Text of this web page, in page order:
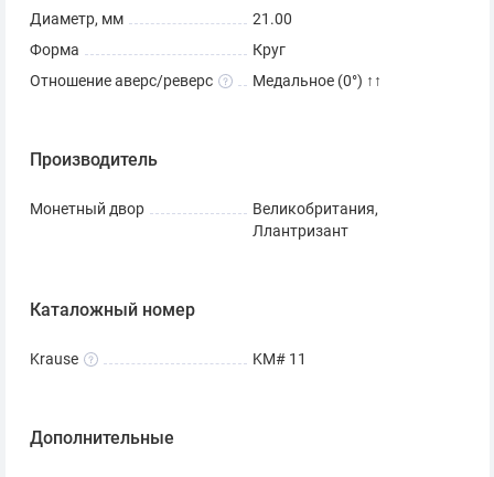
Диаметр, мм
21.00
Форма
Круг
Отношение аверс/реверс
Медальное (0°) ↑↑
Производитель
Монетный двор
Великобритания,
Ллантризант
Каталожный номер
Krause KM# 11
Дополнительные